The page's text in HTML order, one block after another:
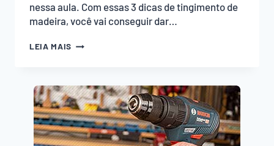
nessa aula. Com essas 3 dicas de tingimento de
madeira, você vai conseguir dar…
LEIA MAIS TÉCNICA
MADEIRA:
3
DICAS!